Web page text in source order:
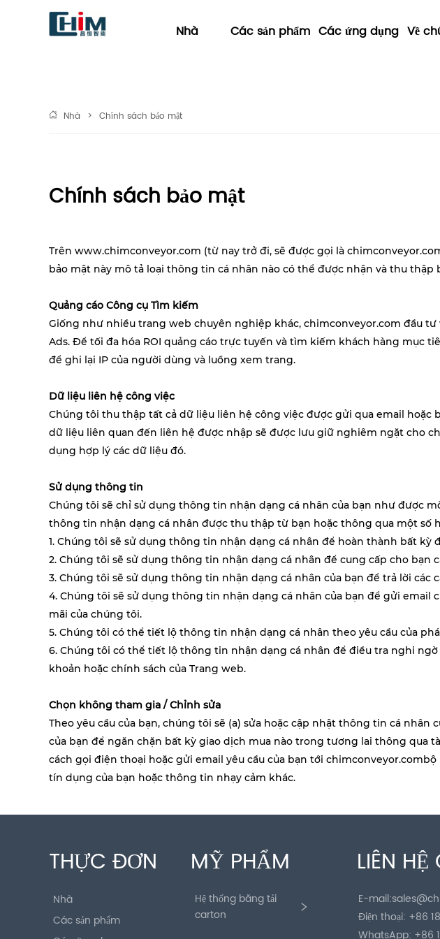
Nhà Các sản phẩm Các ứng dụng Về
Nhà > Chính sách bảo mật
Chính sách bảo mật
Trên www.chimconveyor.com (từ nay trở đi, sẽ được gọi là
bảo mật này mô tả loại thông tin cá nhân nào có thể được nhận và thu thập
Quảng cáo Công cụ Tìm kiếm
Giống như nhiều trang web chuyên nghiệp khác, chimconveyor.com đầu tư
Ads. Để tối đa hóa ROI quảng cáo trực tuyến và tìm kiếm khách hàng mục
để ghi lại IP của người dùng và luồng xem trang.
Dữ liệu liên hệ công việc
Chúng tôi thu thập tất cả dữ liệu liên hệ công việc được gửi qua email hoặc
dữ liệu liên quan đến liên hệ được nhập sẽ được lưu giữ nghiêm ngặt cho
dụng hợp lý các dữ liệu đó.
Sử dụng thông tin
Chúng tôi sẽ chỉ sử dụng thông tin nhận dạng cá nhân của bạn như được
thông tin nhận dạng cá nhân được thu thập từ bạn hoặc thông qua một số
1. Chúng tôi sẽ sử dụng thông tin nhận dạng cá nhân để hoàn thành bất kỳ
2. Chúng tôi sẽ sử dụng thông tin nhận dạng cá nhân để cung cấp cho bạn
3. Chúng tôi sẽ sử dụng thông tin nhận dạng cá nhân của bạn để trả lời các
4. Chúng tôi sẽ sử dụng thông tin nhận dạng cá nhân của bạn để gửi
mãi của chúng tôi.
5. Chúng tôi có thể tiết lộ thông tin nhận dạng cá nhân theo yêu cầu của
6. Chúng tôi có thể tiết lộ thông tin nhận dạng cá nhân để điều tra nghi
khoản hoặc chính sách của Trang web.
Chọn không tham gia / Chỉnh sửa
Theo yêu cầu của bạn, chúng tôi sẽ (a) sửa hoặc cập nhật thông tin cá
của bạn để ngăn chặn bất kỳ giao dịch mua nào trong tương lai thông qua
cách gọi điện thoại hoặc gửi email yêu cầu của bạn tớichimconveyor.combộ
tín dụng của bạn hoặc thông tin nhạy cảm khác.
THỰC ĐƠN
Nhà
Các sản phẩm
MỸ PHẨM
Hệ thống băng tải
carton
LIÊN
E-mail:
Điện thoại: +86
WhatsApp: +86